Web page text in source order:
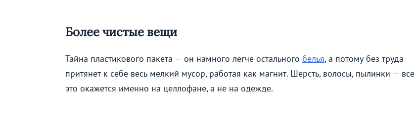
Более чистые вещи
Тайна пластикового пакета — он намного легче остального белья, а потому без труда
притянет к себе весь мелкий мусор, работая как магнит. Шерсть, волосы, пылинки — всё
это окажется именно на целлофане, а не на одежде.